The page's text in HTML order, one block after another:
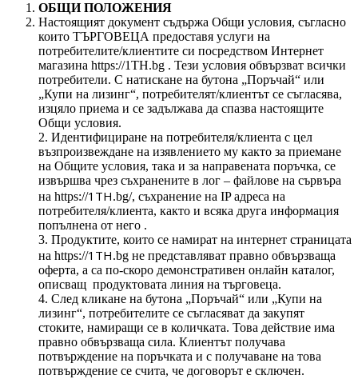
ОБЩИ ПОЛОЖЕНИЯ
Настоящият документ съдържа Общи условия, съгласно
които ТЪРГОВЕЦА предоставя услуги на
потребителите/клиентите си посредством Интернет
магазина https://1TH.bg . Тези условия обвързват всички
потребители. С натискане на бутона „Поръчай“ или
„Купи на лизинг“, потребителят/клиентът се съгласява,
изцяло приема и се задължава да спазва настоящите
Общи условия.
2. Идентифициране на потребителя/клиента с цел
възпроизвеждане на изявлението му както за приемане
на Общите условия, така и за направената поръчка, се
извършва чрез съхранените в лог – файлове на сървъра
на https://1TH.bg/, съхранение на IP адреса на
потребителя/клиента, както и всяка друга информация
попълнена от него .
3. Продуктите, които се намират на интернет страницата
на https://1TH.bg не представляват правно обвързваща
оферта, а са по-скоро демонстративен онлайн каталог,
описващ продуктовата линия на търговеца.
4. След кликане на бутона „Поръчай“ или „Купи на
лизинг“, потребителите се съгласяват да закупят
стоките, намиращи се в количката. Това действие има
правно обвързваща сила. Клиентът получава
потвърждение на поръчката и с получаване на това
потвърждение се счита, че договорът е сключен.